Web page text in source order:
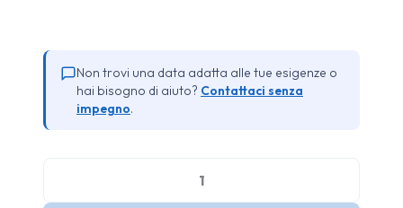
Non trovi una data adatta alle tue esigenze o
hai bisogno di aiuto? Contattaci senza
impegno.